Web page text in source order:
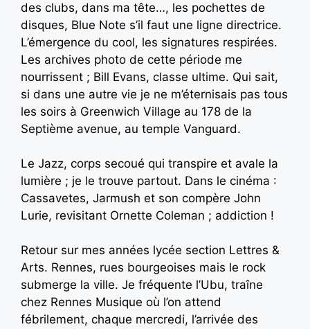
des clubs, dans ma tête…, les pochettes de
disques, Blue Note s’il faut une ligne directrice.
L’émergence du cool, les signatures respirées.
Les archives photo de cette période me
nourrissent ; Bill Evans, classe ultime. Qui sait,
si dans une autre vie je ne m’éternisais pas tous
les soirs à Greenwich Village au 178 de la
Septième avenue, au temple Vanguard.
Le Jazz, corps secoué qui transpire et avale la
lumière ; je le trouve partout. Dans le cinéma :
Cassavetes, Jarmush et son compère John
Lurie, revisitant Ornette Coleman ; addiction !
Retour sur mes années lycée section Lettres &
Arts. Rennes, rues bourgeoises mais le rock
submerge la ville. Je fréquente l’Ubu, traîne
chez Rennes Musique où l’on attend
fébrilement, chaque mercredi, l’arrivée des